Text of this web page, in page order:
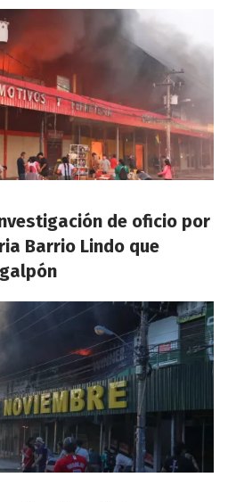
de oficio por
Barrio Lindo que